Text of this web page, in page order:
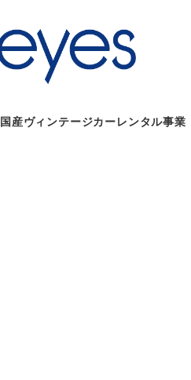
国産ヴィンテージカーレンタル事業